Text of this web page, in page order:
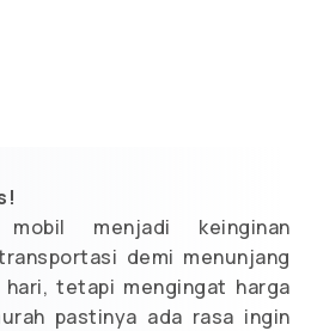
menjadi keinginan
demi menunjang
tetapi mengingat harga
pastinya ada rasa ingin